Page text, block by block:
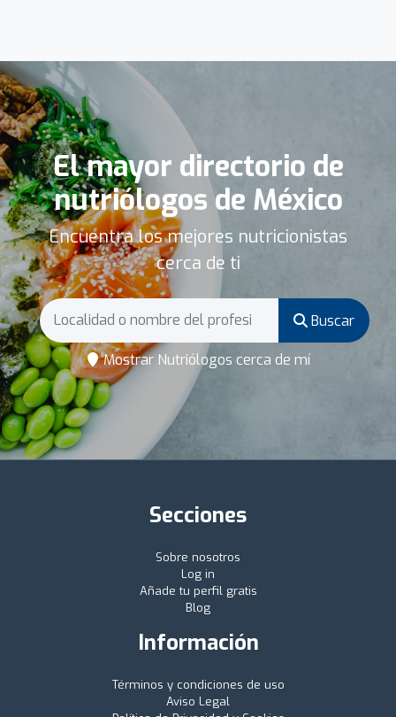
El mayor directorio de
nutriólogos de México
Encuentra los mejores nutricionistas
cerca de ti
Buscar
Mostrar Nutriólogos cerca de mí
Secciones
Sobre nosotros
Log in
Añade tu perfil gratis
Blog
Información
Términos y condiciones de uso
Aviso Legal